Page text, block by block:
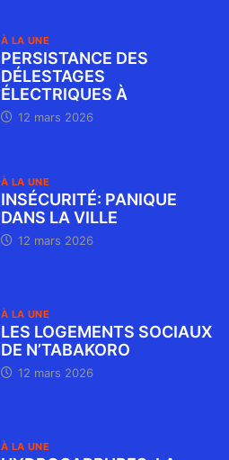
À LA UNE
PERSISTANCE DES
DÉLESTAGES
ÉLECTRIQUES À
12 mars 2026
À LA UNE
INSÉCURITÉ: PANIQUE
DANS LA VILLE
12 mars 2026
À LA UNE
LES LOGEMENTS SOCIAUX
DE N’TABAKORO
12 mars 2026
À LA UNE